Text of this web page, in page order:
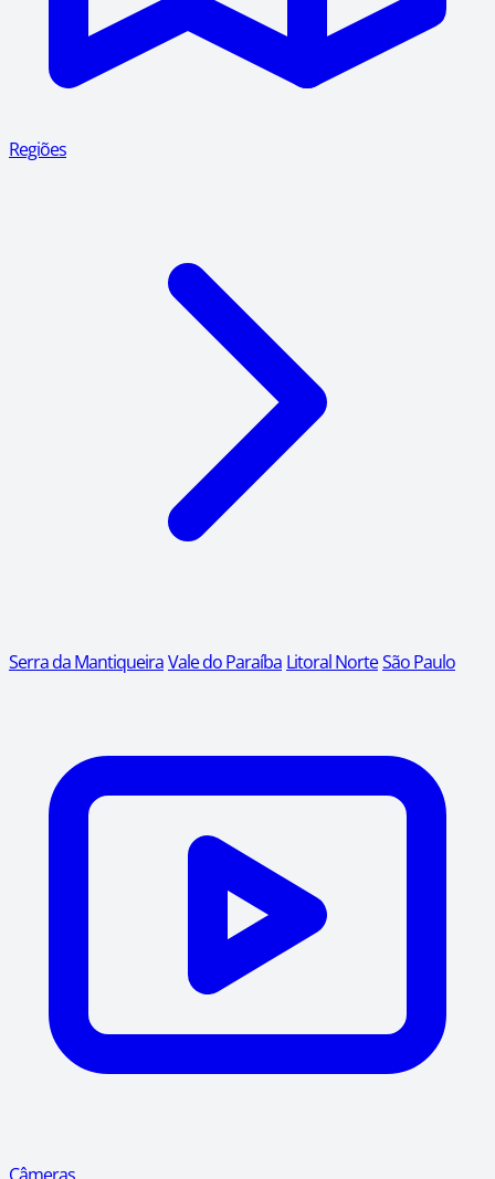
Regiões
Serra da MantiqueiraVale do Paraíba Litoral NorteSão Paulo